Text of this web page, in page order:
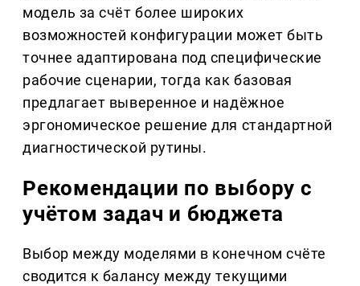
модель за счёт более широких
возможностей конфигурации может быть
точнее адаптирована под специфические
рабочие сценарии, тогда как базовая
предлагает выверенное и надёжное
эргономическое решение для стандартной
диагностической рутины.
Рекомендации по выбору с
учётом задач и бюджета
Выбор между моделями в конечном счёте
сводится к балансу между текущими